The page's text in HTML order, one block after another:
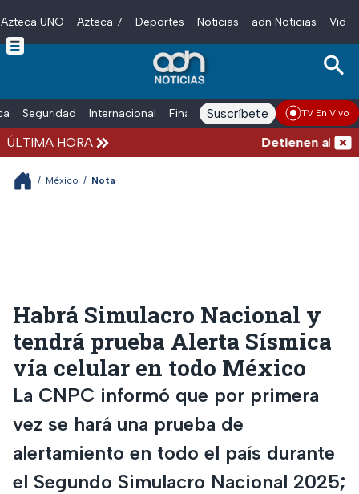
Skip to main content
Azteca UNO Azteca 7 Deportes Noticias adn Noticias
Seguridad Internacional Finanzas adn Noticias Radio
Suscríbete TV En Vivo
ÚLTIMA HORA Detienen al
/ México / Nota
Habrá Simulacro Nacional y
tendrá prueba Alerta Sísmica
vía celular en todo México
La CNPC informó que por primera
vez se hará una prueba de
alertamiento en todo el país durante
el Segundo Simulacro Nacional 2025;